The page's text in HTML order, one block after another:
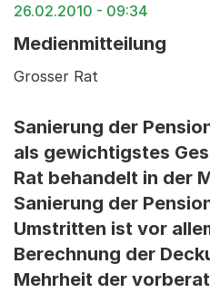
26.02.2010 - 09:34
Medienmitteilung
Grosser Rat
Sanierung der
als gewichtigstes
Rat behandelt in der
Sanierung der
Umstritten ist vor
Berechnung der
Mehrheit der